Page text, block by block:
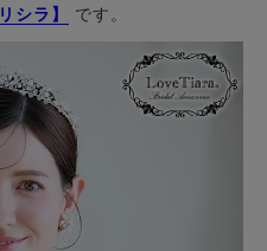
シラ】
です。